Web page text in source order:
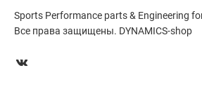
Sports Performance parts & Engineering
Все права защищены. DYNAMICS-shop